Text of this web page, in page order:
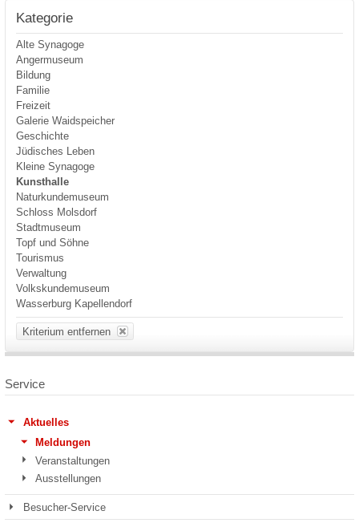
Kategorie
Alte Synagoge
Angermuseum
Bildung
Familie
Freizeit
Galerie Waidspeicher
Geschichte
Jüdisches Leben
Kleine Synagoge
Kunsthalle
Naturkundemuseum
Schloss Molsdorf
Stadtmuseum
Topf und Söhne
Tourismus
Verwaltung
Volkskundemuseum
Wasserburg Kapellendorf
Kriterium entfernen
Service
Aktuelles
Meldungen
Veranstaltungen
Ausstellungen
Besucher-Service